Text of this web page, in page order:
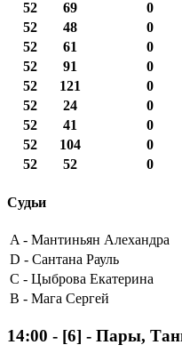
52 69 0
52
48 0
52
61 0
52
91 0
52
121 0
52
24 0
52
41 0
52
104 0
52
52 0
Судьи
A - Мантиньян Алехандра
D - Сантана Рауль
C - Цыброва Екатерина
B - Мага Сергей
14:00 - [6] - Пары,